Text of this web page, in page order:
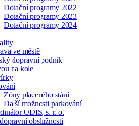
Dotační programy 2022
Dotační programy 2023
Dotační programy 2024
ve městě
dopravní podnik
na kole
Zóny placeného stání
Další možnosti parkování
ODIS, s. r. o.
obslužnosti